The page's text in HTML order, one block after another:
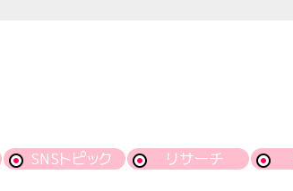
SNSトピック リサーチ